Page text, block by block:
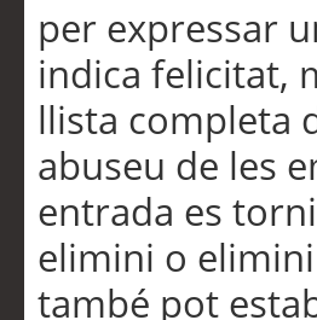
per expressar
indica felicitat,
llista completa
abuseu de les
entrada es
elimini o
també pot